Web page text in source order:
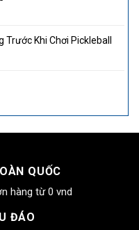
Khi Chơi Pickleball
QUỐC
hàng từ 0 vnd
ĐÁO